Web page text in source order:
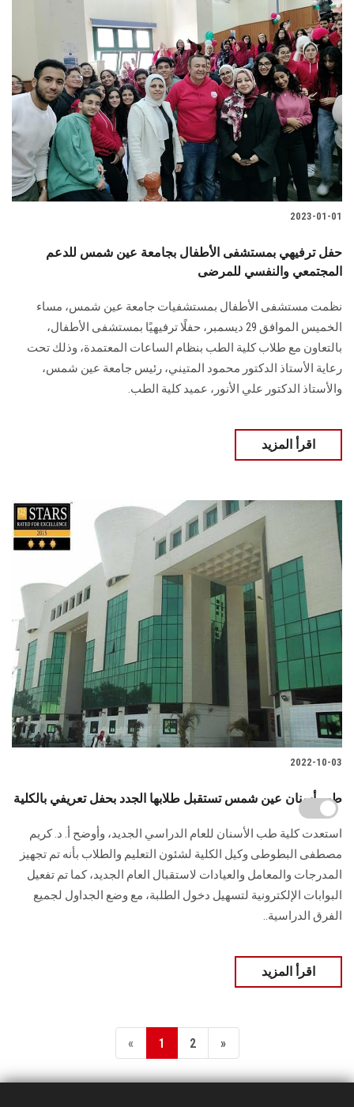
2023-01-01
حفل ترفيهي بمستشفى الأطفال بجامعة عين شمس للدعم
المجتمعي والنفسي للمرضى
نظمت مستشفى الأطفال بمستشفيات جامعة عين شمس، مساء
الخميس الموافق 29 ديسمبر، حفلًا ترفيهيًا بمستشفى الأطفال،
بالتعاون مع طلاب كلية الطب بنظام الساعات المعتمدة، وذلك تحت
رعاية الأستاذ الدكتور محمود المتيني، رئيس جامعة عين شمس،
والأستاذ الدكتور علي الأنور، عميد كلية الطب.
اقرأ المزيد
2022-10-03
طب أسنان عين شمس تستقبل طلابها الجدد بحفل تعريفي بالكلية
استعدت كلية طب الأسنان للعام الدراسي الجديد، وأوضح أ. د. كريم
مصطفى البطوطى وكيل الكلية لشئون التعليم والطلاب بأنه تم تجهيز
المدرجات والمعامل والعيادات لاستقبال العام الجديد، كما تم تفعيل
البوابات الإلكترونية لتسهيل دخول الطلبة، مع وضع الجداول لجميع
الفرق الدراسية..
اقرأ المزيد
« 1 2 »